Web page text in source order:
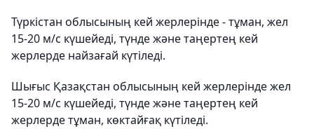
Түркістан облысының кей жерлерінде - тұман, жел
15-20 м/с күшейеді, түнде және таңертең кей
жерлерде найзағай күтіледі.
Шығыс Қазақстан облысының кей жерлерінде жел
15-20 м/с күшейеді, түнде және таңертең кей
жерлерде тұман, көктайғақ күтіледі.